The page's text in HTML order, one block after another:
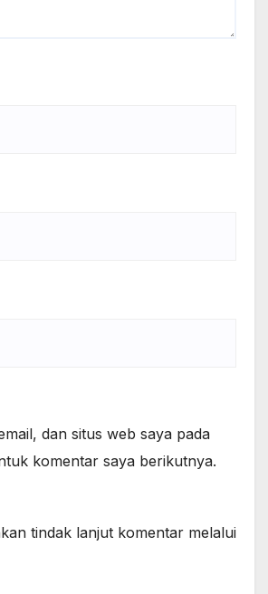
dan situs web saya pada
komentar saya berikutnya.
tindak lanjut komentar melalui